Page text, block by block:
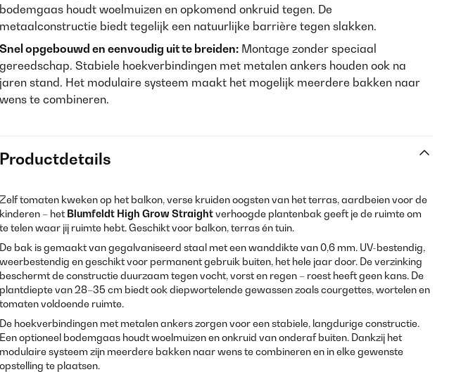
bodemgaas houdt woelmuizen en opkomend onkruid tegen. De
metaalconstructie biedt tegelijk een natuurlijke barrière tegen slakken.
Snel opgebouwd en eenvoudig uit te breiden: Montage zonder speciaal
gereedschap. Stabiele hoekverbindingen met metalen ankers houden ook na
jaren stand. Het modulaire systeem maakt het mogelijk meerdere bakken naar
wens te combineren.
Productdetails
Zelf tomaten kweken op het balkon, verse kruiden oogsten van het terras, aardbeien voor de
kinderen – het Blumfeldt High Grow Straightverhoogde plantenbak geeft je de ruimte om
te telen waar jij ruimte hebt. Geschikt voor balkon, terras én tuin.
De bak is gemaakt van gegalvaniseerd staal met een wanddikte van 0,6 mm. UV-bestendig,
weerbestendig en geschikt voor permanent gebruik buiten, het hele jaar door. De verzinking
beschermt de constructie duurzaam tegen vocht, vorst en regen – roest heeft geen kans. De
plantdiepte van 28–35 cm biedt ook diepwortelende gewassen zoals courgettes, wortelen en
tomaten voldoende ruimte.
De hoekverbindingen met metalen ankers zorgen voor een stabiele, langdurige constructie.
Een optioneel bodemgaas houdt woelmuizen en onkruid van onderaf buiten. Dankzij het
modulaire systeem zijn meerdere bakken naar wens te combineren en in elke gewenste
opstelling te plaatsen.